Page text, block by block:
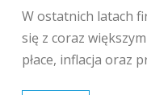
W ostatnich latach
się z coraz
płace, inflacja oraz